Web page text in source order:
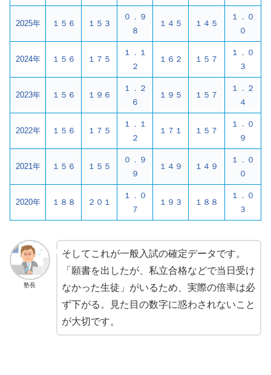
2025年 １５６ １５３
０．９
８
１４５ １４５
１．０
０
2024年 １５６ １７５
１．１
２
１６２ １５７
１．０
３
2023年 １５６ １９６
１．２
６
１９５ １５７
１．２
４
2022年 １５６ １７５
１．１
２
１７１ １５７
１．０
９
2021年 １５６ １５５
０．９
９
１４９ １４９
１．０
０
2020年 １８８ ２０１
１．０
７
１９３ １８８
１．０
３
塾長
そしてこれが一般入試の確定データです。
「願書を出したが、私立合格などで当日受け
なかった生徒」がいるため、実際の倍率は必
ず下がる。見た目の数字に惑わされないこと
が大切です。